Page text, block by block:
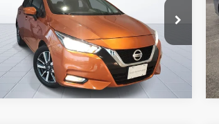
Nissan Autocom Morelia Madero
VIN:3N1CN8AE1NL842284Valores:475728
Disponible 109,834 km Ext.
ASESOR
OBTÉN FINANCIAMIENTO